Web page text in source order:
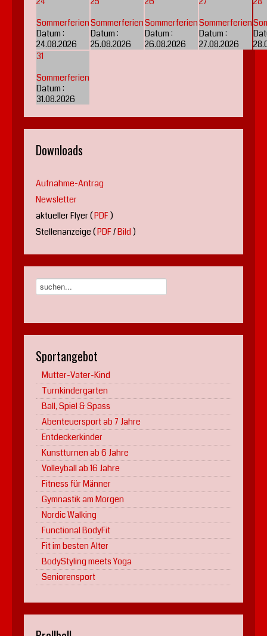
Sommerferien
Datum :
24.08.2026
Sommerferien
Datum :
25.08.2026
Sommerferien
Datum :
26.08.2026
Sommerferien
Datum :
27.08.2026
31
Sommerferien
Datum :
31.08.2026
Downloads
Aufnahme-Antrag
Newsletter
aktueller Flyer (PDF)
Stellenanzeige (PDF/Bild )
Sportangebot
Mutter-Vater-Kind
Turnkindergarten
Ball, Spiel & Spass
Abenteuersport ab 7 Jahre
Entdeckerkinder
Kunstturnen ab 6 Jahre
Volleyball ab 16 Jahre
Fitness für Männer
Gymnastik am Morgen
Nordic Walking
Functional BodyFit
Fit im besten Alter
BodyStyling meets Yoga
Seniorensport